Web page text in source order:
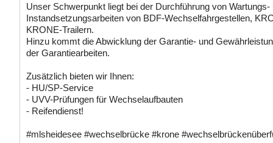
Unser Schwerpunkt liegt bei der Durchführung von Wartungs-
Instandsetzungsarbeiten von BDF-Wechselfahrgestellen,
KRONE-Trailern.
Hinzu kommt die Abwicklung der Garantie- und
der Garantiearbeiten.
Zusätzlich bieten wir Ihnen:
- HU/SP-Service
- UVV-Prüfungen für Wechselaufbauten
- Reifendienst!
#mlsheidesee #wechselbrücke #krone